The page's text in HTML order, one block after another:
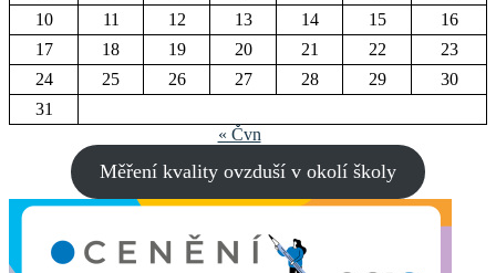
10
11 12 13 14 15
16
17
18 19 20 21 22
23
24
25 26 27 28 29
30
31
« Čvn
Měření kvality ovzduší v okolí školy